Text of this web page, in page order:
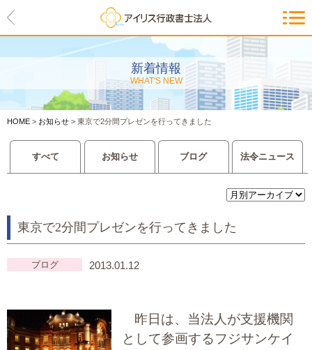
新着情報
WHAT'S NEW
HOME > お知らせ > 東京で2分間プレゼンを行ってきました
すべて お知らせ ブログ 法令ニュース
東京で2分間プレゼンを行ってきました
ブログ 2013.01.12
昨日は、当法人が支援機関
として参画するフジサンケイ
HOME
アイリスの紹介
代表ご挨拶・経営理念・アイリス
のお約束
会社概要・アクセスマップ
サービス一覧
入管等外国人各種手続き
建設業許可申請
大切な書類作成サポート